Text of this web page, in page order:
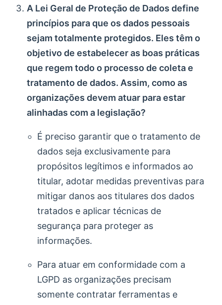
A Lei Geral de Proteção de Dados define
princípios para que os dados pessoais
sejam totalmente protegidos. Eles têm o
objetivo de estabelecer as boas práticas
que regem todo o processo de coleta e
tratamento de dados. Assim, como as
organizações devem atuar para estar
alinhadas com a legislação?
É preciso garantir que o tratamento de
dados seja exclusivamente para
propósitos legítimos e informados ao
titular, adotar medidas preventivas para
mitigar danos aos titulares dos dados
tratados e aplicar técnicas de
segurança para proteger as
informações.
Para atuar em conformidade com a
LGPD as organizações precisam
somente contratar ferramentas e